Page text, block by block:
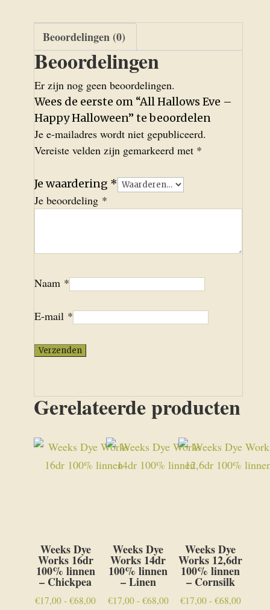
Beoordelingen (0)
Beoordelingen
Er zijn nog geen beoordelingen.
Wees de eerste om “All Hallows Eve –
Happy Halloween” te beoordelen
Je e-mailadres wordt niet gepubliceerd.
Vereiste velden zijn gemarkeerd met *
Je waardering *
Je beoordeling *
Naam *
E-mail *
Gerelateerde producten
Weeks Dye
Works 16dr
100% linnen
– Chickpea
€17,00 - €68,00Prijsklasse:
Weeks Dye
Works 14dr
100% linnen
– Linen
€17,00 - €68,00Prijsklasse:
Weeks Dye
Works 12,6dr
100% linnen
– Cornsilk
€17,00 - €68,00